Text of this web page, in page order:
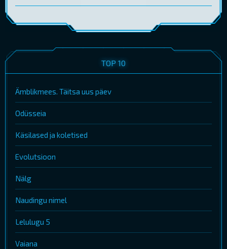
TOP 10
Ämblikmees. Täitsa uus päev
Odüsseia
Käsilased ja koletised
Evolutsioon
Nälg
Naudingu nimel
Lelulugu 5
Vaiana